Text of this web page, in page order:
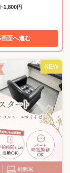
など、柔軟な働き
店オ
ントを楽しみなが
中のママ・パパ美
は店を持ちたいな
一切行いません。
・上下関係の壁が
も男性も、長く安
中！最新技術やカ
業界を離れた方も
は4ブ
格・高価格なサロ
て予約あり・なし
合わせた働き方が
~1,800円
面へ進む
NEW